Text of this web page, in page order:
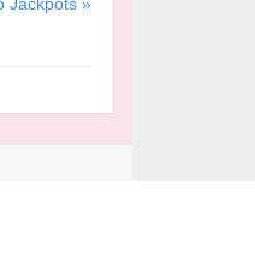
Jackpots »